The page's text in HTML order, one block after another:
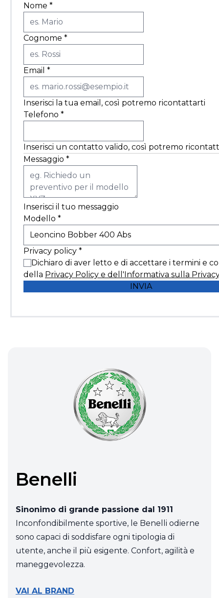
Nome *
Cognome *
Email *
Inserisci la tua email, così potremo ricontattarti
Telefono *
Inserisci un contatto valido, così potremo
Messaggio *
Inserisci il tuo messaggio
Modello *
Privacy policy *
Dichiaro di aver letto e di accettare i termini e
della Privacy Policy e dell'Informativa sulla
INVIA
Benelli
Sinonimo di grande passione dal 1911
Inconfondibilmente sportive, le Benelli odierne
sono capaci di soddisfare ogni tipologia di
utente, anche il più esigente. Confort, agilità e
maneggevolezza.
VAI AL BRAND